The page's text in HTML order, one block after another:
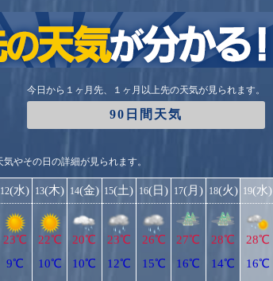
今日から１ヶ月先、１ヶ月以上先の天気が見られます。
90日間天気
やその日の詳細が見られます。
12(水)
23℃
9℃
13(木)
22℃
10℃
14(金)
20℃
10℃
15(土)
23℃
12℃
16(日)
26℃
15℃
17(月)
27℃
16℃
18(火)
28℃
14℃
19(水)
28℃
16℃